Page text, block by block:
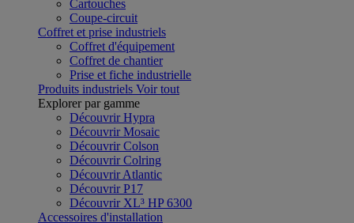
Cartouches
Coupe-circuit
Coffret et prise industriels
Coffret d'équipement
Coffret de chantier
Prise et fiche industrielle
Produits industriels Voir tout
Explorer par gamme
Découvrir Hypra
Découvrir Mosaic
Découvrir Colson
Découvrir Colring
Découvrir Atlantic
Découvrir P17
Découvrir XL³ HP 6300
Accessoires d'installation